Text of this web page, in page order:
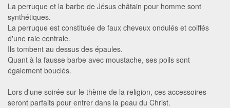
La perruque et la barbe de Jésus châtain pour homme sont
synthétiques.
La perruque est constituée de faux cheveux ondulés et coiffés
d'une raie centrale.
Ils tombent au dessus des épaules.
Quant à la fausse barbe avec moustache, ses poils sont
également bouclés.
Lors d'une soirée sur le thème de la religion, ces accessoires
seront parfaits pour entrer dans la peau du Christ.